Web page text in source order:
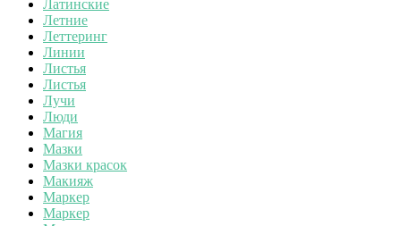
Латинские
Летние
Леттеринг
Линии
Листья
Листья
Лучи
Люди
Магия
Мазки
Мазки красок
Макияж
Маркер
Маркер